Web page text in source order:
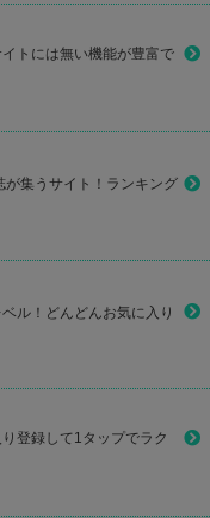
トには無い機能が豊富で
集うサイト！ランキング
ル！どんどんお気に入り
登録して1タップでラク